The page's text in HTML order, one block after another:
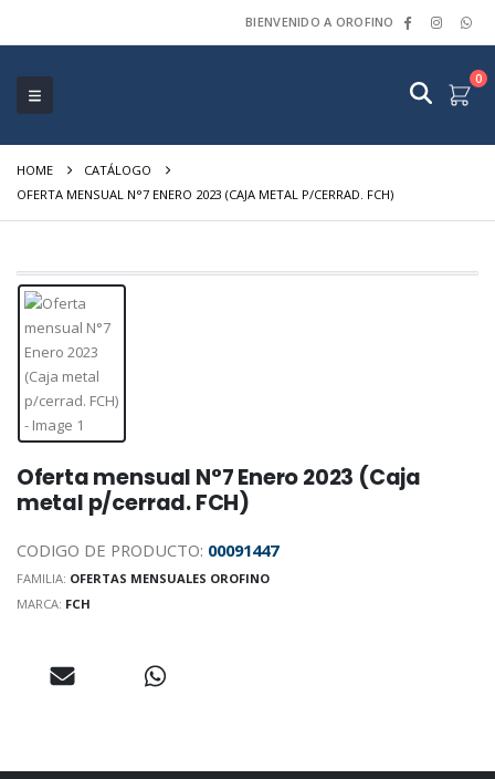
BIENVENIDO A OROFINO
0
HOME
CATÁLOGO
OFERTA MENSUAL N°7 ENERO 2023 (CAJA METAL P/CERRAD. FCH)
Oferta mensual N°7 Enero 2023 (Caja
metal p/cerrad. FCH)
CODIGO DE PRODUCTO: 00091447
FAMILIA: OFERTAS MENSUALES OROFINO
MARCA: FCH